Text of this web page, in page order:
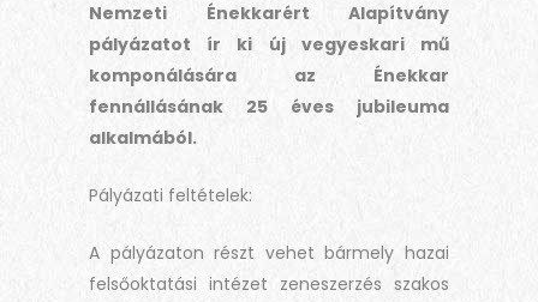
Nemzeti Énekkarért Alapítvány
pályázatot ír ki új vegyeskari mű
komponálására az Énekkar
fennállásának 25 éves jubileuma
alkalmából.
Pályázati feltételek:
A pályázaton részt vehet bármely hazai
felsőoktatási intézet zeneszerzés szakos